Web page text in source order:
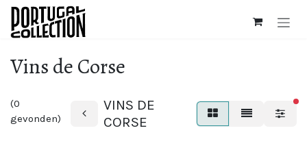
Overslaan naar inhoud
Vins de Corse
(0
gevonden)
VINS DE
CORSE